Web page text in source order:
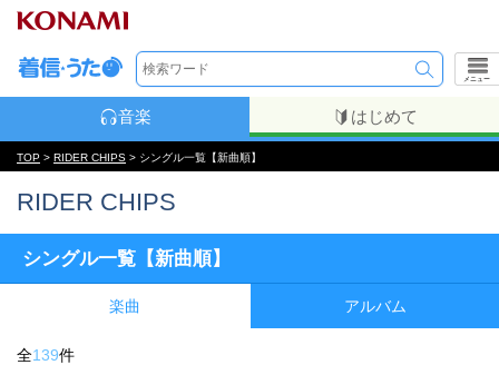
メニュー
音楽 はじめて
TOP > RIDER CHIPS > シングル一覧【新曲順】
RIDER CHIPS
シングル一覧【新曲順】
楽曲 アルバム
全139件